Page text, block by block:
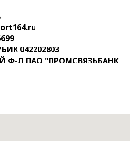
БИК 042202803
Ф-Л ПАО "ПРОМСВЯЗЬБАНК